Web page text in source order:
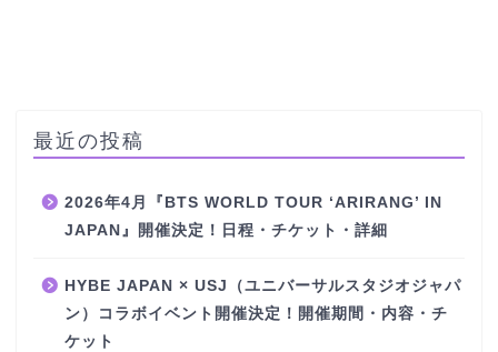
最近の投稿
2026年4月『BTS WORLD TOUR ‘ARIRANG’ IN
JAPAN』開催決定！日程・チケット・詳細
HYBE JAPAN × USJ（ユニバーサルスタジオジャパ
ン）コラボイベント開催決定！開催期間・内容・チ
ケット